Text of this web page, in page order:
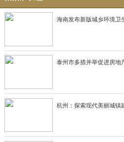
海南发布新版城乡环境卫
泰州市多措并举促进房地
杭州：探索现代美丽城镇